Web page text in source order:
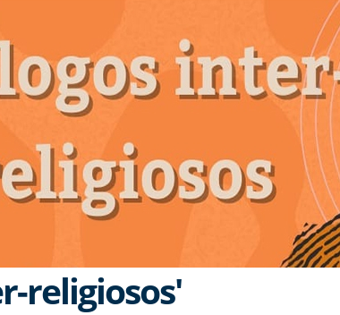
religiosos'